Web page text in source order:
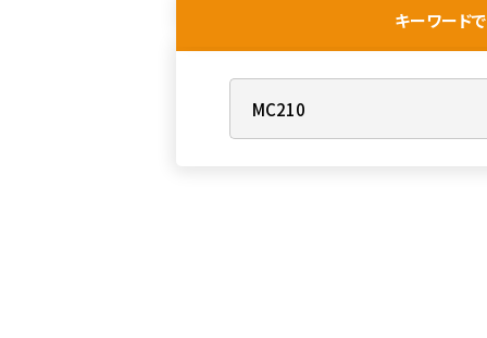
キーワード